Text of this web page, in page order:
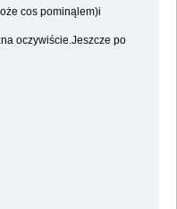
cos pominąlem)i
oczywiście.Jeszcze po